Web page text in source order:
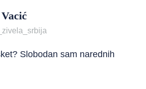
Slobodan sam narednih